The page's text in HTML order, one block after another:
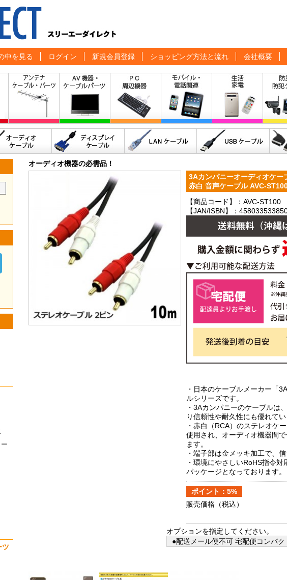
中を見る ログイン 新規会員登録 ショッピング方法と流れ 会社概要
ツ
オーディオ機器の必需品！
3Aカンパニーオーディオケー
赤白 音声ケーブル AVC-
【商品コード】：AVC-ST100
【JAN/ISBN】：
・日本のケーブルメーカー「
ルシリーズです。
・3Aカンパニーのケーブルは
り信頼性や耐久性にも優れてい
・赤白（RCA）のステレオケ
使用され、オーディオ機器間
ます。
・端子部は金メッキ加工で、
・環境にやさしいRoHS指令
パッケージとなっております。
ポイント：5%
販売価格 （税込）
オプションを指定してください。
●配送メール便不可 宅配便コンパク